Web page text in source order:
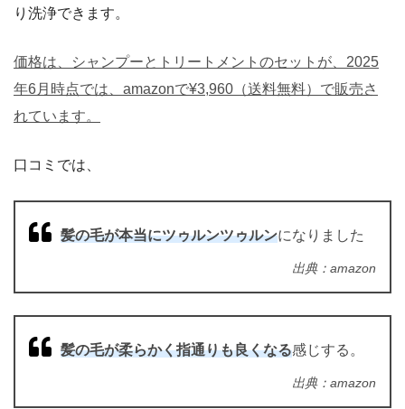
り洗浄できます。
価格は、シャンプーとトリートメントのセットが、2025
年6月時点では、amazonで¥3,960（送料無料）で販売さ
れています。
口コミでは、
髪の毛が本当にツゥルンツゥルンになりました
出典：amazon
髪の毛が柔らかく指通りも良くなる感じする。
出典：amazon